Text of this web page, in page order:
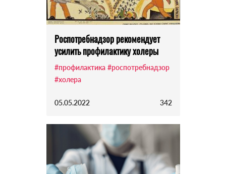
Роспотребнадзор рекомендует
усилить профилактику холеры
#профилактика #роспотребнадзор
#холера
05.05.2022 342